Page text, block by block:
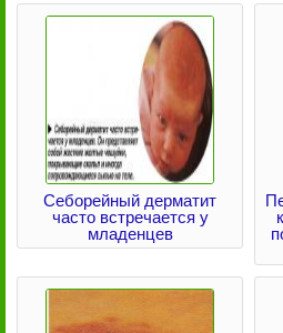
Себорейный дерматит
часто встречается у
младенцев